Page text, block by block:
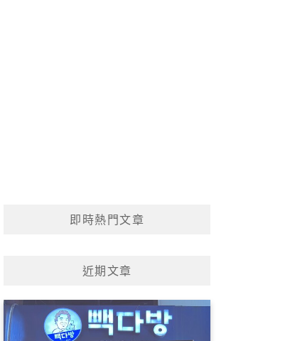
即時熱門文章
近期文章